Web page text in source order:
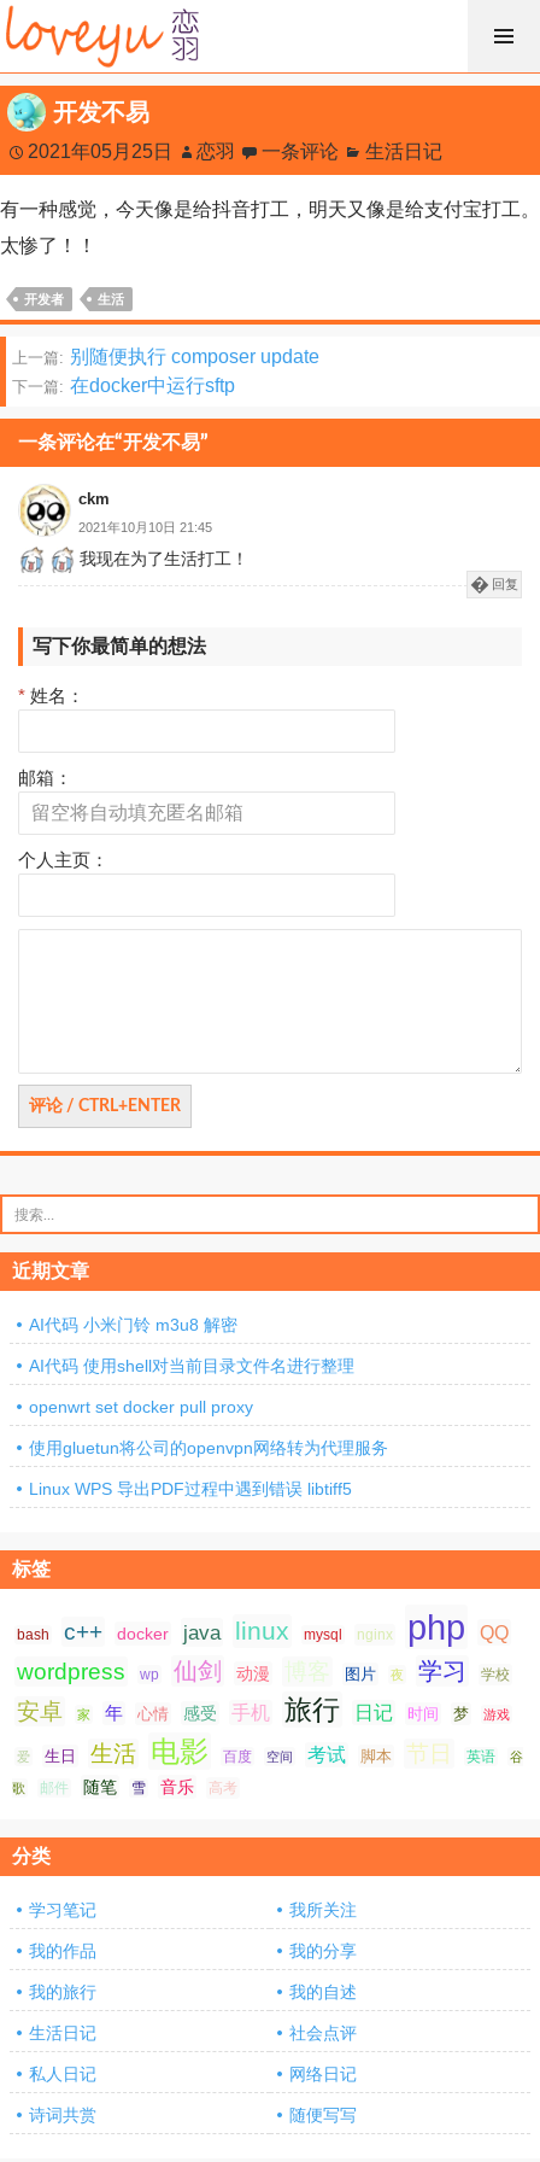
跳
过
内
容
开发不易
2021年05月25日 恋羽 一条评论 生活日记
有一种感觉，今天像是给抖音打工，明天又像是给支付宝打工。
太惨了！！
开发者 生活
文
章
分
页
上一篇: 别随便执行 composer update
下一篇: 在docker中运行sftp
一条评论在“开发不易”
ckm
2021年10月10日 21:45
我现在为了生活打工！
回复
写下你最简单的想法
* 姓名：
邮箱：
个人主页：
索：
近期文章
AI代码 小米门铃 m3u8 解密
AI代码 使用shell对当前目录文件名进行整理
openwrt set docker pull proxy
使用gluetun将公司的openvpn网络转为代理服务
Linux WPS 导出PDF过程中遇到错误 libtiff5
标签
bash c++ docker java linux mysql nginx php QQ
wordpress wp 仙剑 动漫 博客 图片 夜 学习 学校
安卓 家 年 心情 感受 手机 旅行 日记 时间 梦 游戏
爱 生日 生活 电影 百度 空间 考试 脚本 节日 英语 谷
歌 邮件 随笔 雪 音乐 高考
分类
学习笔记 我所关注
我的作品 我的分享
我的旅行 我的自述
生活日记 社会点评
私人日记 网络日记
诗词共赏 随便写写